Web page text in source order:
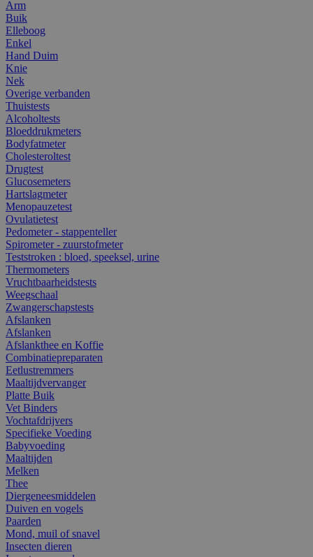
Arm
Buik
Elleboog
Enkel
Hand Duim
Knie
Nek
Overige verbanden
Thuistests
Alcoholtests
Bloeddrukmeters
Bodyfatmeter
Cholesteroltest
Drugtest
Glucosemeters
Hartslagmeter
Menopauzetest
Ovulatietest
Pedometer - stappenteller
Spirometer - zuurstofmeter
Teststroken : bloed, speeksel, urine
Thermometers
Vruchtbaarheidstests
Weegschaal
Zwangerschapstests
Afslanken
Afslanken
Afslankthee en Koffie
Combinatiepreparaten
Eetlustremmers
Maaltijdvervanger
Platte Buik
Vet Binders
Vochtafdrijvers
Specifieke Voeding
Babyvoeding
Maaltijden
Melken
Thee
Diergeneesmiddelen
Duiven en vogels
Paarden
Mond, muil of snavel
Insecten dieren